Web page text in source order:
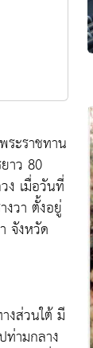
ะราชทาน
าว 80
ง เมื่อวันที่
วา ตั้งอยู่
จังหวัด
งส่วนใต้ มี
ท่ามกลาง